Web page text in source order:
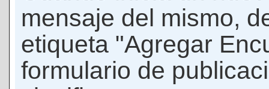
mensaje del mismo,
etiqueta "Agregar
formulario de